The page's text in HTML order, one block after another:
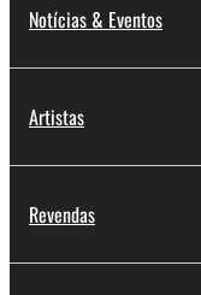
Notícias & Eventos
Artistas
Revendas